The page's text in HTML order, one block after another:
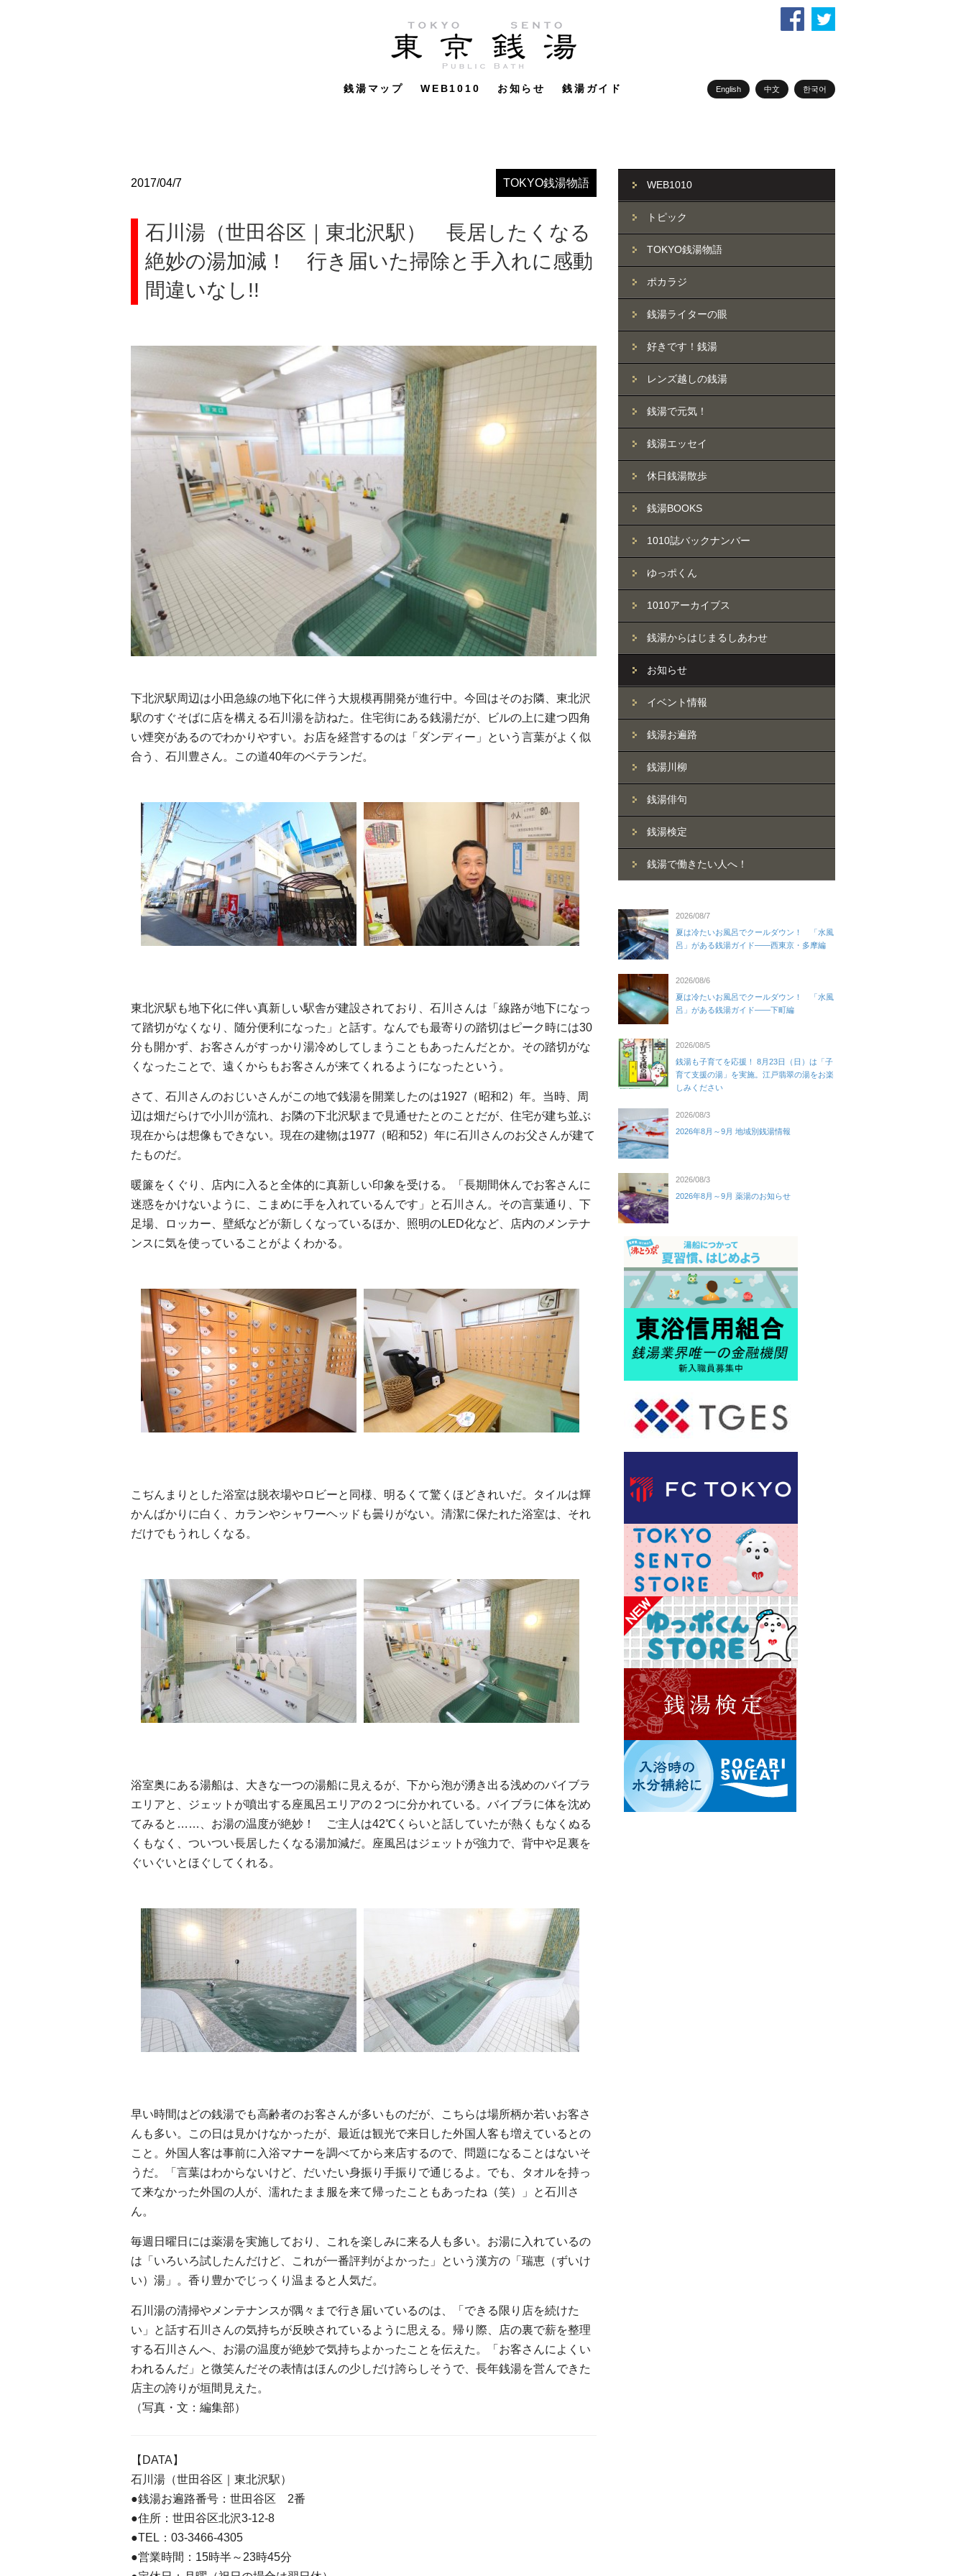
銭湯マップ WEB1010 お知らせ 銭湯ガイド English 中文 한국어
2017/04/7 TOKYO銭湯物語
石川湯（世田谷区｜東北沢駅） 長居したくなる
絶妙の湯加減！ 行き届いた掃除と手入れに感動
間違いなし!!
下北沢駅周辺は小田急線の地下化に伴う大規模再開発が進行中。今回はそのお隣、東北沢
駅のすぐそばに店を構える石川湯を訪ねた。住宅街にある銭湯だが、ビルの上に建つ四角
い煙突があるのでわかりやすい。お店を経営するのは「ダンディー」という言葉がよく似
合う、石川豊さん。この道40年のベテランだ。
東北沢駅も地下化に伴い真新しい駅舎が建設されており、石川さんは「線路が地下になっ
て踏切がなくなり、随分便利になった」と話す。なんでも最寄りの踏切はピーク時には30
分も開かず、お客さんがすっかり湯冷めしてしまうこともあったんだとか。その踏切がな
くなったことで、遠くからもお客さんが来てくれるようになったという。
さて、石川さんのおじいさんがこの地で銭湯を開業したのは1927（昭和2）年。当時、周
辺は畑だらけで小川が流れ、お隣の下北沢駅まで見通せたとのことだが、住宅が建ち並ぶ
現在からは想像もできない。現在の建物は1977（昭和52）年に石川さんのお父さんが建て
たものだ。
暖簾をくぐり、店内に入ると全体的に真新しい印象を受ける。「長期間休んでお客さんに
迷惑をかけないように、こまめに手を入れているんです」と石川さん。その言葉通り、下
足場、ロッカー、壁紙などが新しくなっているほか、照明のLED化など、店内のメンテナ
ンスに気を使っていることがよくわかる。
こぢんまりとした浴室は脱衣場やロビーと同様、明るくて驚くほどきれいだ。タイルは輝
かんばかりに白く、カランやシャワーヘッドも曇りがない。清潔に保たれた浴室は、それ
だけでもうれしくなる。
浴室奥にある湯船は、大きな一つの湯船に見えるが、下から泡が湧き出る浅めのバイブラ
エリアと、ジェットが噴出する座風呂エリアの２つに分かれている。バイブラに体を沈め
てみると……、お湯の温度が絶妙！ ご主人は42℃くらいと話していたが熱くもなくぬる
くもなく、ついつい長居したくなる湯加減だ。座風呂はジェットが強力で、背中や足裏を
ぐいぐいとほぐしてくれる。
早い時間はどの銭湯でも高齢者のお客さんが多いものだが、こちらは場所柄か若いお客さ
んも多い。この日は見かけなかったが、最近は観光で来日した外国人客も増えているとの
こと。外国人客は事前に入浴マナーを調べてから来店するので、問題になることはないそ
うだ。「言葉はわからないけど、だいたい身振り手振りで通じるよ。でも、タオルを持っ
て来なかった外国の人が、濡れたまま服を来て帰ったこともあったね（笑）」と石川さ
ん。
毎週日曜日には薬湯を実施しており、これを楽しみに来る人も多い。お湯に入れているの
は「いろいろ試したんだけど、これが一番評判がよかった」という漢方の「瑞恵（ずいけ
い）湯」。香り豊かでじっくり温まると人気だ。
石川湯の清掃やメンテナンスが隅々まで行き届いているのは、「できる限り店を続けた
い」と話す石川さんの気持ちが反映されているように思える。帰り際、店の裏で薪を整理
する石川さんへ、お湯の温度が絶妙で気持ちよかったことを伝えた。「お客さんによくい
われるんだ」と微笑んだその表情はほんの少しだけ誇らしそうで、長年銭湯を営んできた
店主の誇りが垣間見えた。
（写真・文：編集部）
【DATA】
石川湯（世田谷区｜東北沢駅）
●銭湯お遍路番号：世田谷区 2番
●住所：世田谷区北沢3-12-8
●TEL：03-3466-4305
●営業時間：15時半～23時45分
WEB1010
トピック
TOKYO銭湯物語
ポカラジ
銭湯ライターの眼
好きです！銭湯
レンズ越しの銭湯
銭湯で元気！
銭湯エッセイ
休日銭湯散歩
銭湯BOOKS
1010誌バックナンバー
ゆっポくん
1010アーカイブス
銭湯からはじまるしあわせ
お知らせ
イベント情報
銭湯お遍路
銭湯川柳
銭湯俳句
銭湯検定
銭湯で働きたい人へ！
2026/08/7
夏は冷たいお風呂でクールダウン！ 「水風
呂」がある銭湯ガイド——西東京・多摩編
2026/08/6
夏は冷たいお風呂でクールダウン！ 「水風
呂」がある銭湯ガイド——下町編
2026/08/5
銭湯も子育てを応援！ 8月23日（日）は「子
育て支援の湯」を実施。江戸翡翠の湯をお楽
しみください
2026/08/3
2026年8月～9月 地域別銭湯情報
2026/08/3
2026年8月～9月 薬湯のお知らせ